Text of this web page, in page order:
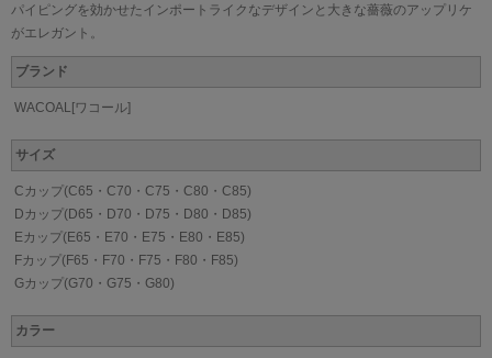
パイピングを効かせたインポートライクなデザインと大きな薔薇のアップリケ
がエレガント。
ブランド
WACOAL[ワコール]
サイズ
Cカップ(C65・C70・C75・C80・C85)
Dカップ(D65・D70・D75・D80・D85)
Eカップ(E65・E70・E75・E80・E85)
Fカップ(F65・F70・F75・F80・F85)
Gカップ(G70・G75・G80)
カラー